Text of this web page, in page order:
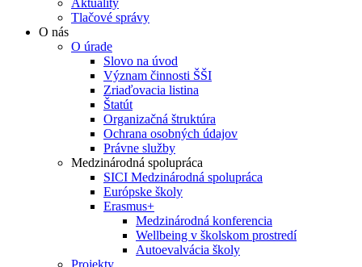
Aktuality
Tlačové správy
O nás
O úrade
Slovo na úvod
Význam činnosti ŠŠI
Zriaďovacia listina
Štatút
Organizačná štruktúra
Ochrana osobných údajov
Právne služby
Medzinárodná spolupráca
SICI Medzinárodná spolupráca
Európske školy
Erasmus+
Medzinárodná konferencia
Wellbeing v školskom prostredí
Autoevalvácia školy
Projekty